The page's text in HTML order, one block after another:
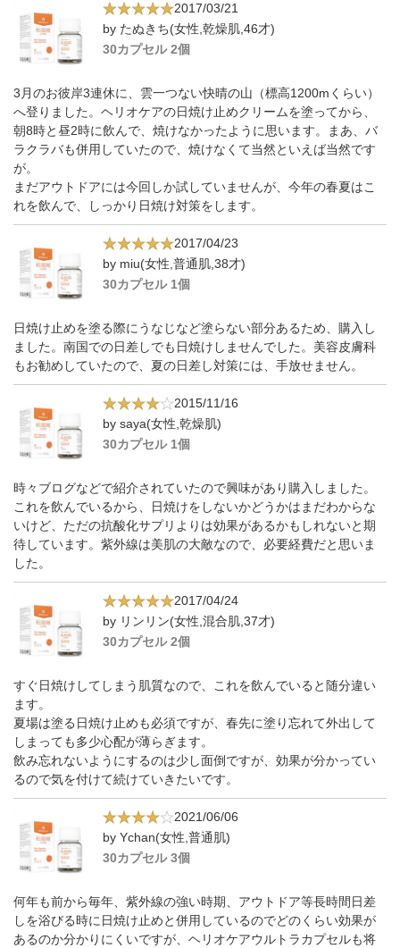
2017/03/21
by たぬきち(女性,乾燥肌,46才)
30カプセル 2個
3月のお彼岸3連休に、雲一つない快晴の山（標高1200mくらい）
へ登りました。ヘリオケアの日焼け止めクリームを塗ってから、
朝8時と昼2時に飲んで、焼けなかったように思います。まあ、バ
ラクラバも併用していたので、焼けなくて当然といえば当然です
が。
まだアウトドアには今回しか試していませんが、今年の春夏はこ
れを飲んで、しっかり日焼け対策をします。
2017/04/23
by miu(女性,普通肌,38才)
30カプセル 1個
日焼け止めを塗る際にうなじなど塗らない部分あるため、購入し
ました。南国での日差しでも日焼けしませんでした。美容皮膚科
もお勧めしていたので、夏の日差し対策には、手放せません。
2015/11/16
by saya(女性,乾燥肌)
30カプセル 1個
時々ブログなどで紹介されていたので興味があり購入しました。
これを飲んでいるから、日焼けをしないかどうかはまだわからな
いけど、ただの抗酸化サプリよりは効果があるかもしれないと期
待しています。紫外線は美肌の大敵なので、必要経費だと思いま
した。
2017/04/24
by リンリン(女性,混合肌,37才)
30カプセル 2個
すぐ日焼けしてしまう肌質なので、これを飲んでいると随分違い
ます。
夏場は塗る日焼け止めも必須ですが、春先に塗り忘れて外出して
しまっても多少心配が薄らぎます。
飲み忘れないようにするのは少し面倒ですが、効果が分かってい
るので気を付けて続けていきたいです。
2021/06/06
by Ychan(女性,普通肌)
30カプセル 3個
何年も前から毎年、紫外線の強い時期、アウトドア等長時間日差
しを浴びる時に日焼け止めと併用しているのでどのくらい効果が
あるのか分かりにくいですが、ヘリオケアウルトラカプセルも将